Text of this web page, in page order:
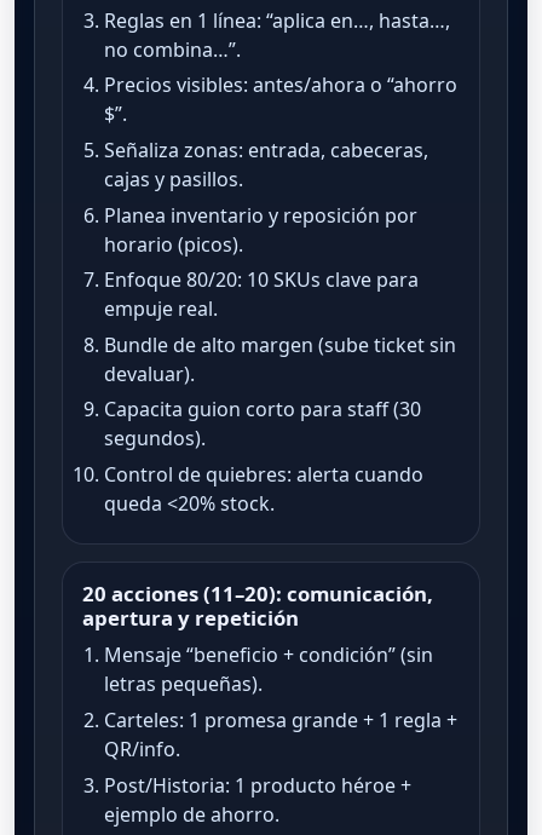
Reglas en 1 línea: “aplica en…, hasta…,
no combina…”.
Precios visibles: antes/ahora o “ahorro
$”.
Señaliza zonas: entrada, cabeceras,
cajas y pasillos.
Planea inventario y reposición por
horario (picos).
Enfoque 80/20: 10 SKUs clave para
empuje real.
Bundle de alto margen (sube ticket sin
devaluar).
Capacita guion corto para staff (30
segundos).
Control de quiebres: alerta cuando
queda <20% stock.
20 acciones (11–20): comunicación,
apertura y repetición
Mensaje “beneficio + condición” (sin
letras pequeñas).
Carteles: 1 promesa grande + 1 regla +
QR/info.
Post/Historia: 1 producto héroe +
ejemplo de ahorro.